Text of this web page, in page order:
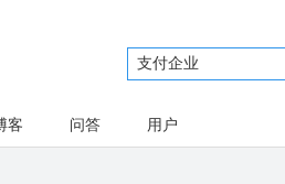
客 问答 用户